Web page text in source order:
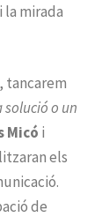
mirada
, tancarem
solució o un
Micó i
els
de